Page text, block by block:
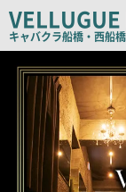
ピ
ー
キャバクラ船橋・西船橋